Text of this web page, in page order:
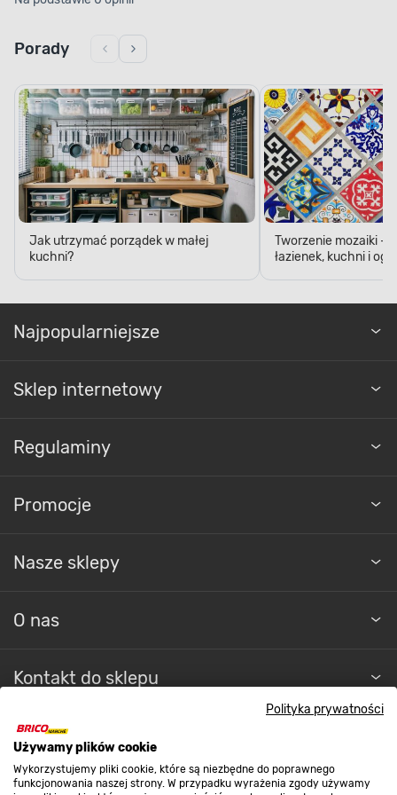
Polityka prywatności
Używamy plików cookie
Wykorzystujemy pliki cookie, które są niezbędne do poprawnego
funkcjonowania naszej strony. W przypadku wyrażenia zgody używamy
Porady
Jak utrzymać porządek w małej
kuchni?
Tworzenie mozaiki -
łazienek, kuchni i
Najpopularniejsze
Sklep internetowy
Regulaminy
Promocje
Nasze sklepy
O nas
Kontakt do sklepu
Strefa biznesu